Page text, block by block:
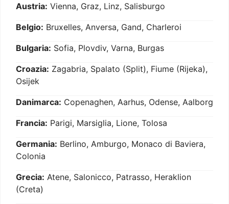
Austria: Vienna, Graz, Linz, Salisburgo
Belgio: Bruxelles, Anversa, Gand, Charleroi
Bulgaria: Sofia, Plovdiv, Varna, Burgas
Croazia: Zagabria, Spalato (Split), Fiume (Rijeka),
Osijek
Danimarca: Copenaghen, Aarhus, Odense, Aalborg
Francia: Parigi, Marsiglia, Lione, Tolosa
Germania: Berlino, Amburgo, Monaco di Baviera,
Colonia
Grecia: Atene, Salonicco, Patrasso, Heraklion
(Creta)